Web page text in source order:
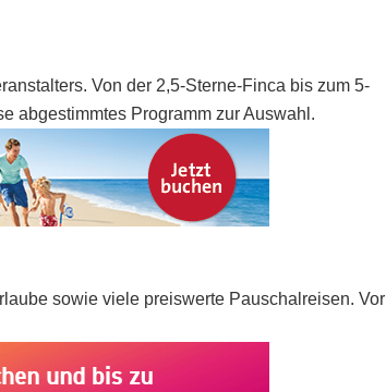
Von der 2,5-Sterne-Finca bis zum 5-
abgestimmtes Programm zur Auswahl.
sowie viele preiswerte Pauschalreisen. Vor